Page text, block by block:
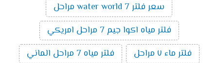
سعر فلتر water world 7 مراحل
فلتر مياه اكوا جيم 7 مراحل امريكي
فلتر ماء ٧ مراحل
فلتر مياه 7 مراحل الماني